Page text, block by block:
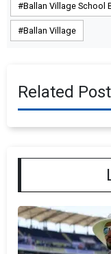
Ballan Village School
Ballan Village
Related